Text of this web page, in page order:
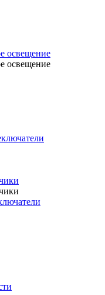
освещение
освещение